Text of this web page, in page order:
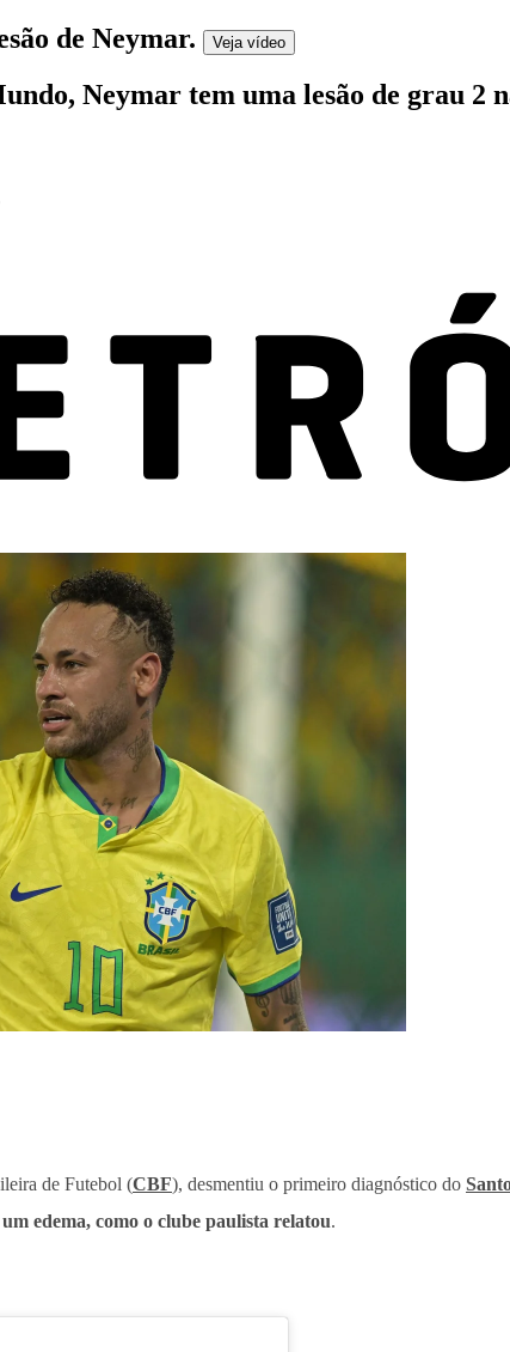
de Neymar. Veja vídeo
Neymar tem uma lesão de grau
de Futebol (CBF), desmentiu o primeiro diagnóstico do
um edema, como o clube paulista relatou.